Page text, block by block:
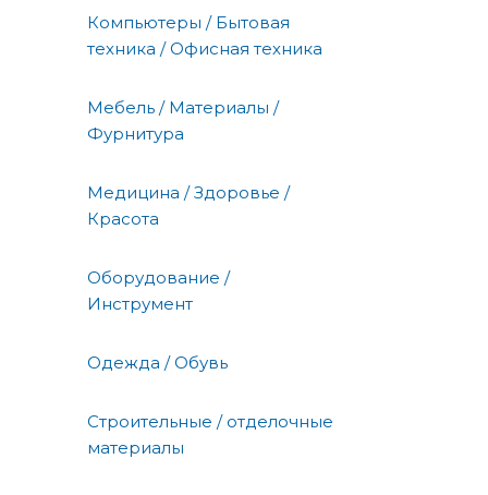
Компьютеры / Бытовая
техника / Офисная техника
Мебель / Материалы /
Фурнитура
Медицина / Здоровье /
Красота
Оборудование /
Инструмент
Одежда / Обувь
Строительные / отделочные
материалы